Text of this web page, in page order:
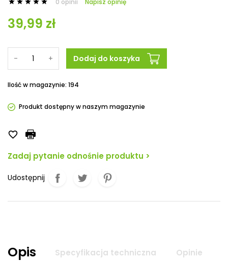
    
39,99 zł
- + Dodaj do koszyka
Ilość w magazynie: 194
Produkt dostępny w naszym magazynie

Zadaj pytanie odnośnie produktu >
Udostępnij
Opis Specyfikacja techniczna Opinie